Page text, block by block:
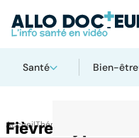
Santé Bien-être
AccueilThématiques
Fièvre thyphoïde